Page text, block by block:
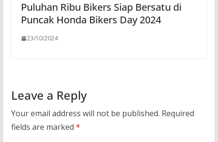
Puluhan Ribu Bikers Siap Bersatu di
Puncak Honda Bikers Day 2024
23/10/2024
Leave a Reply
Your email address will not be published. Required
fields are marked *